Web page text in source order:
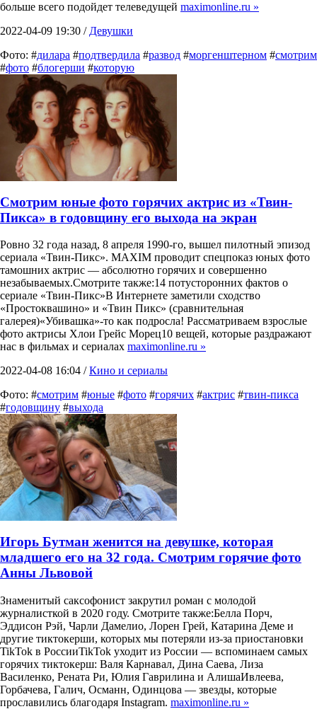
больше всего подойдет телеведущей maximonline.ru »
2022-04-09 19:30 / Девушки
Фото: #дилара #подтвердила #развод #моргенштерном #смотрим
#фото #блогерши #которую
Смотрим юные фото горячих актрис из «Твин-
Пикса» в годовщину его выхода на экран
Ровно 32 года назад, 8 апреля 1990-го, вышел пилотный эпизод
сериала «Твин-Пикс». MAXIM проводит спецпоказ юных фото
тамошних актрис — абсолютно горячих и совершенно
незабываемых.Смотрите также:14 потусторонних фактов о
сериале «Твин-Пикс»В Интернете заметили сходство
«Простоквашино» и «Твин Пикс» (сравнительная
галерея)«Убивашка»-то как подросла! Рассматриваем взрослые
фото актрисы Хлои Грейс Морец10 вещей, которые раздражают
нас в фильмах и сериалах maximonline.ru »
2022-04-08 16:04 /Кино и сериалы
Фото: #смотрим #юные #фото #горячих #актрис #твин-пикса
#годовщину #выхода
Игорь Бутман женится на девушке, которая
младшего его на 32 года. Смотрим горячие фото
Анны Львовой
Знаменитый саксофонист закрутил роман с молодой
журналисткой в 2020 году. Смотрите также:Белла Порч,
Эддисон Рэй, Чарли Дамелио, Лорен Грей, Катарина Деме и
другие тиктокерши, которых мы потеряли из-за приостановки
TikTok в РоссииTikTok уходит из России — вспоминаем самых
горячих тиктокерш: Валя Карнавал, Дина Саева, Лиза
Василенко, Рената Ри, Юлия Гаврилина и АлишаИвлеева,
Горбачева, Галич, Османн, Одинцова — звезды, которые
прославились благодаря Instagram. maximonline.ru »